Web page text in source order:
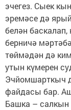
эчегез. Сыек
эремәсе дә
белән
берничә
төймәдән дә
утын күмерен
Эчйомшарткыч
файдасы бар.
Башка – салкын